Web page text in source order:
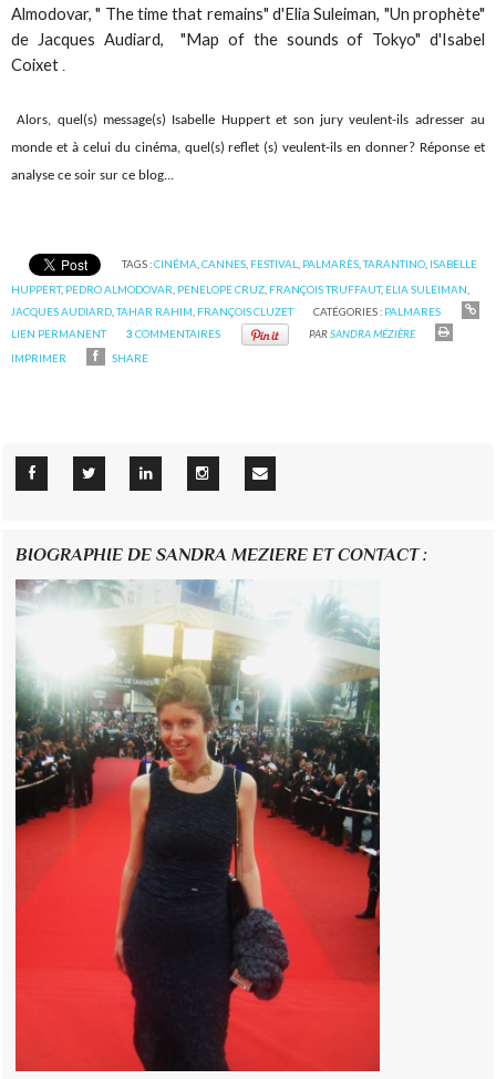
Almodovar, " The time that remains" d'Elia Suleiman, "Un prophète"
de Jacques Audiard, "Map of the sounds of Tokyo" d'Isabel
Coixet .
Alors, quel(s) message(s) Isabelle Huppert et son jury veulent-ils adresser au
monde et à celui du cinéma, quel(s) reflet (s) veulent-ils en donner? Réponse et
analyse ce soir sur ce blog...
TAGS :CINÉMA CANNES, FESTIVAL PALMARÈS,TARANTINO, ISABELLE
HUPPERT, PEDRO ALMODOVAR PENELOPE CRUZ FRANÇOIS TRUFFAUT, ELIA SULEIMAN
JACQUES AUDIARD ,TAHAR RAHIM FRANÇOIS CLUZET CATÉGORIES : PALMARES
LIEN PERMANENT
3 COMMENTAIRES PARSANDRA MÉZIÈRE
IMPRIMER
SHARE
BIOGRAPHIE DE SANDRA MEZIERE ET CONTACT :